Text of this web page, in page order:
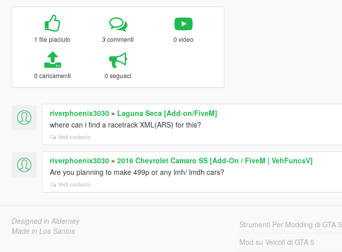
1 file piaciuto 3 commenti 0 video
0 caricamenti 0 seguaci
riverphoenix3030» Laguna Seca [Add-on/FiveM]
where can i find a racetrack XML(ARS) for this?
Vedi contesto
riverphoenix3030» 2016 Chevrolet Camaro SS [Add-On / FiveM | VehFuncsV]
Are you planning to make 499p or any lmh/ lmdh cars?
Vedi contesto
Designed in Alderney
Made in Los Santos
Strumenti Per Modding di GTA 5
Mod su Veicoli di GTA 5